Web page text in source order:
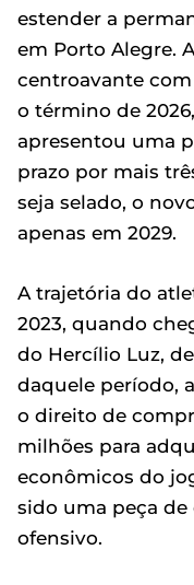
estender a
em Porto Alegre.
centroavante
o término de
apresentou uma
prazo por mais
seja selado, o
apenas em 2029.
A trajetória do
2023, quando
do Hercílio Luz,
daquele período,
o direito de
milhões para
econômicos do
sido uma peça
ofensivo.